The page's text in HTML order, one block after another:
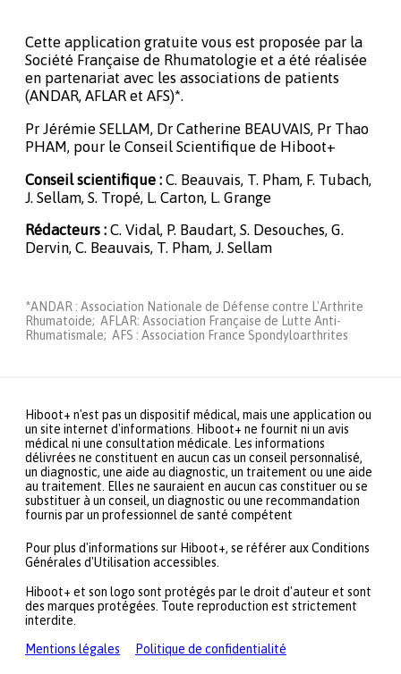
Cette application gratuite vous est proposée par la
Société Française de Rhumatologie et a été réalisée
en partenariat avec les associations de patients
(ANDAR, AFLAR et AFS)*.
Pr Jérémie SELLAM, Dr Catherine BEAUVAIS, Pr Thao
PHAM, pour le Conseil Scientifique de Hiboot+
Conseil scientifique : C. Beauvais, T. Pham, F. Tubach,
J. Sellam, S. Tropé, L. Carton, L. Grange
Rédacteurs : C. Vidal, P. Baudart, S. Desouches, G.
Dervin, C. Beauvais, T. Pham, J. Sellam
*ANDAR : Association Nationale de Défense contre L'Arthrite
Rhumatoide; AFLAR: Association Française de Lutte Anti-
Rhumatismale; AFS : Association France Spondyloarthrites
Hiboot+ n'est pas un dispositif médical, mais une application ou
un site internet d'informations. Hiboot+ ne fournit ni un avis
médical ni une consultation médicale. Les informations
délivrées ne constituent en aucun cas un conseil personnalisé,
un diagnostic, une aide au diagnostic, un traitement ou une aide
au traitement. Elles ne sauraient en aucun cas constituer ou se
substituer à un conseil, un diagnostic ou une recommandation
fournis par un professionnel de santé compétent
Pour plus d'informations sur Hiboot+, se référer aux Conditions
Générales d'Utilisation accessibles.
Hiboot+ et son logo sont protégés par le droit d'auteur et sont
des marques protégées. Toute reproduction est strictement
interdite.
Mentions légales
Politique de confidentialité